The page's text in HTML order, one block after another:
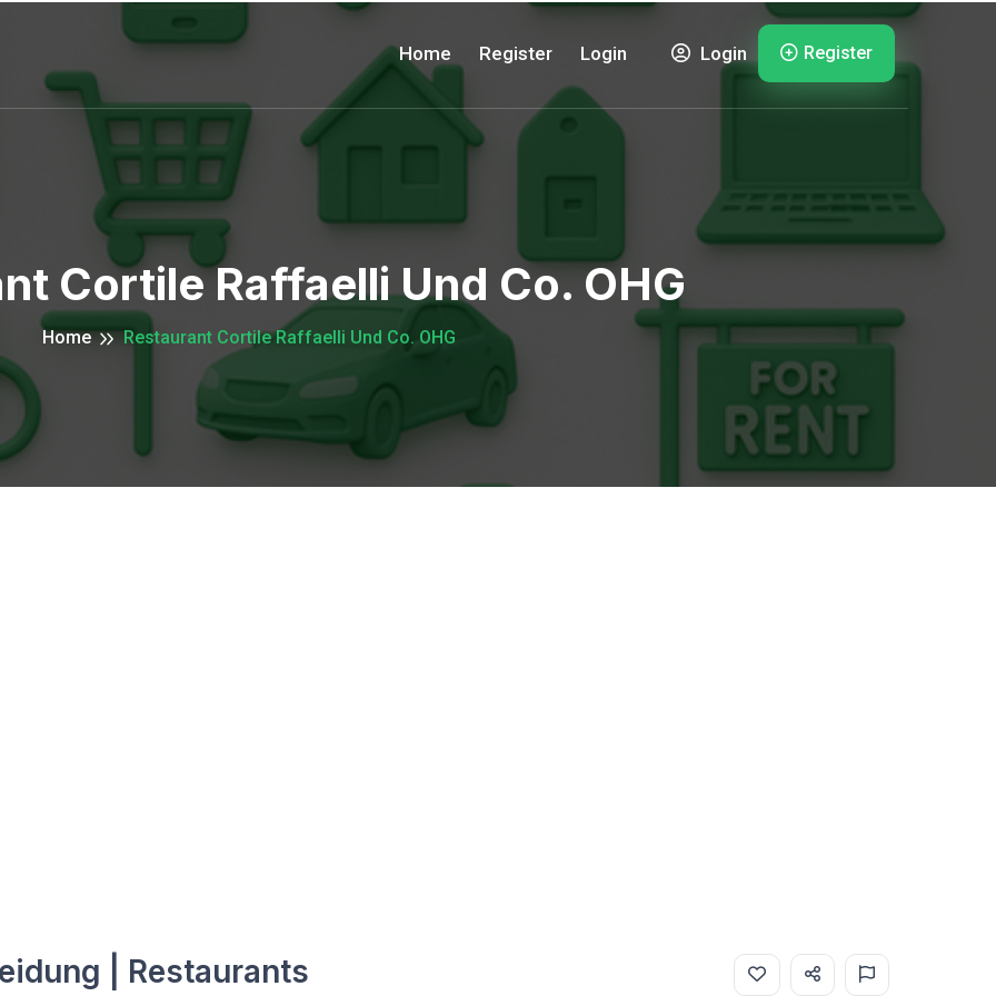
Home Register Login Login Register
Cortile Raffaelli Und Co. OHG
Home Restaurant Cortile Raffaelli Und Co. OHG
| Restaurants